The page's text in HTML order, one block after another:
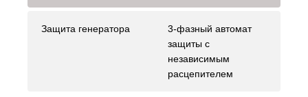
Защита генератора
3-фазный автомат
защиты с
независимым
расцепителем